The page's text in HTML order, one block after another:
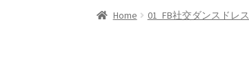
Home 01_FB社交ダンスドレス